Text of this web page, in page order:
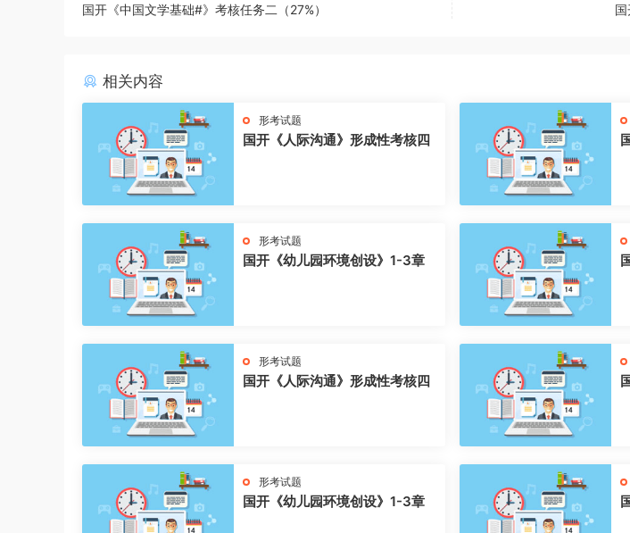
国开《中国文学基础#》考核任务二（27%）
相关内容
形考试题
国开《人际沟通》形成性考核四
形考试题
国开《幼儿园环境创设》1-3章
形考试题
国开《人际沟通》形成性考核四
形考试题
国开《幼儿园环境创设》1-3章